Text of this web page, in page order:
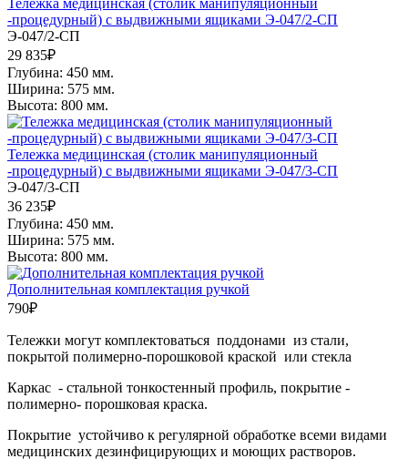
-процедурный) с выдвижными ящиками Э-047/2-СП
Э-047/2-СП
29 835₽
Глубина: 450 мм.
Ширина: 575 мм.
Высота: 800 мм.
Тележка медицинская (столик манипуляционный
-процедурный) с выдвижными ящиками Э-047/3-СП
Э-047/3-СП
36 235₽
Глубина: 450 мм.
Ширина: 575 мм.
Высота: 800 мм.
Дополнительная комплектация ручкой
790₽
Тележки могут комплектоваться поддонами из стали,
покрытой полимерно-порошковой краской или стекла
Каркас - стальной тонкостенный профиль, покрытие -
полимерно- порошковая краска.
Покрытие устойчиво к регулярной обработке всеми видами
медицинских дезинфицирующих и моющих растворов.